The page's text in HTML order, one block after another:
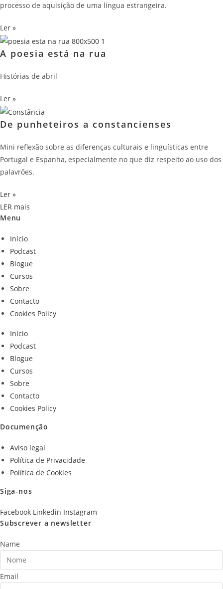
processo de aquisição de uma língua estrangeira.
Ler »
A poesia está na rua
Histórias de abril
Ler »
De punheteiros a constancienses
Mini reflexão sobre as diferenças culturais e linguísticas entre
Portugal e Espanha, especialmente no que diz respeito ao uso dos
palavrões.
Ler »
LER mais
Menu
Início
Podcast
Blogue
Cursos
Sobre
Contacto
Cookies Policy
Início
Podcast
Blogue
Cursos
Sobre
Contacto
Cookies Policy
Documenção
Aviso legal
Política de Privacidade
Política de Cookies
Siga-nos
Facebook Linkedin Instagram
Subscrever a newsletter
Name
Email